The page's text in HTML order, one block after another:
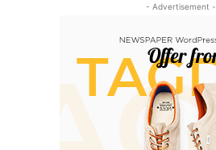
- Advertisement -